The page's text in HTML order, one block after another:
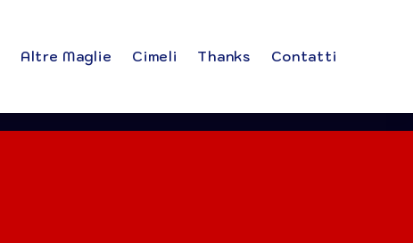
Altre Maglie Cimeli Thanks Contatti